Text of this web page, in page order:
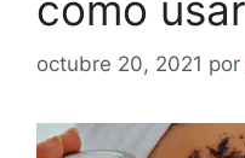
octubre 20, 2021 por